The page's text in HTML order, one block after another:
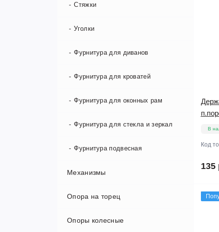
Стяжки
Уголки
Фурнитура для диванов
Фурнитура для кроватей
Фурнитура для оконных рам
Фурнитура для стекла и зеркал
Фурнитура подвесная
Механизмы
Механизмы трансформации
Опора на торец
Опоры колесные
В
Код
135